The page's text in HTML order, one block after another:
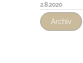
2.8.2020
Archív